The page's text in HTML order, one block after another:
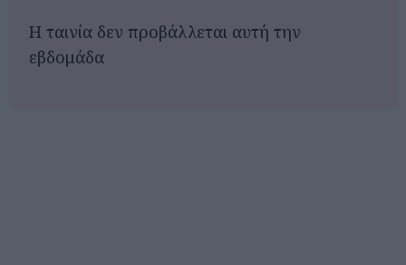
Η ταινία δεν προβάλλεται αυτή την
εβδομάδα